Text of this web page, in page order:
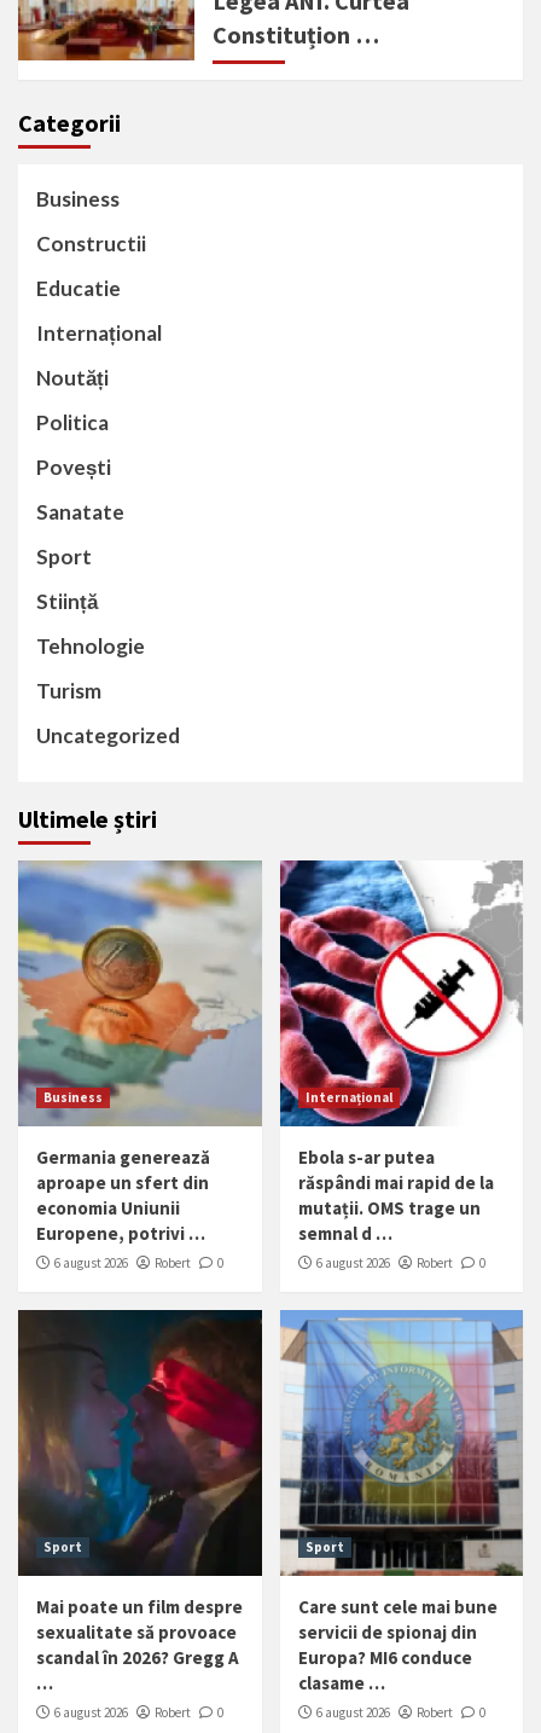
Constituțion …
Categorii
Business
Constructii
Educatie
Internațional
Noutăți
Politica
Povești
Sanatate
Sport
Stiință
Tehnologie
Turism
Uncategorized
Ultimele știri
Business
Germania generează
aproape un sfert din
economia Uniunii
Europene, potrivi …
6 august 2026 Robert 0
Internațional
Ebola s-ar putea
răspândi mai rapid de la
mutații. OMS trage un
semnal d …
6 august 2026 Robert 0
Sport
Mai poate un film despre
sexualitate să provoace
scandal în 2026? Gregg A
…
6 august 2026 Robert 0
Sport
Care sunt cele mai bune
servicii de spionaj din
Europa? MI6 conduce
clasame …
6 august 2026 Robert 0